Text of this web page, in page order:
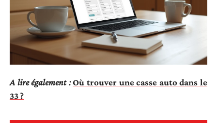
A lire également : Où trouver une casse auto dans le
33 ?